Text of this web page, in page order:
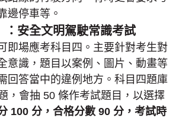
邊停車等。
：安全文明駕駛常識考試
即場應考科目四。主要針對考生對
意識，題目以案例、圖片、動畫等
回答當中的違例地方。科目四題庫
，會抽 50 條作考試題目，以選擇
100 分，合格分數 90 分，考試時